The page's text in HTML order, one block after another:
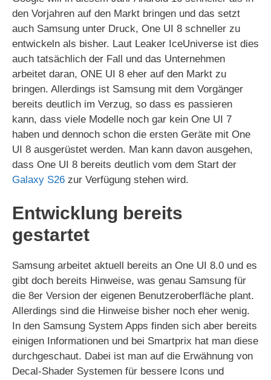
den Vorjahren auf den Markt bringen und das setzt
auch Samsung unter Druck, One UI 8 schneller zu
entwickeln als bisher. Laut Leaker IceUniverse ist dies
auch tatsächlich der Fall und das Unternehmen
arbeitet daran, ONE UI 8 eher auf den Markt zu
bringen. Allerdings ist Samsung mit dem Vorgänger
bereits deutlich im Verzug, so dass es passieren
kann, dass viele Modelle noch gar kein One UI 7
haben und dennoch schon die ersten Geräte mit One
UI 8 ausgerüstet werden. Man kann davon ausgehen,
dass One UI 8 bereits deutlich vom dem Start der
Galaxy S26 zur Verfügung stehen wird.
Entwicklung bereits
gestartet
Samsung arbeitet aktuell bereits an One UI 8.0 und es
gibt doch bereits Hinweise, was genau Samsung für
die 8er Version der eigenen Benutzeroberfläche plant.
Allerdings sind die Hinweise bisher noch eher wenig.
In den Samsung System Apps finden sich aber bereits
einigen Informationen und bei Smartprix hat man diese
durchgeschaut. Dabei ist man auf die Erwähnung von
Decal-Shader Systemen für bessere Icons und